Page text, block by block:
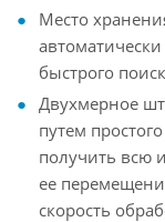
Место
быстрого
Двухмерное
путем
получить всю
ее
скорость